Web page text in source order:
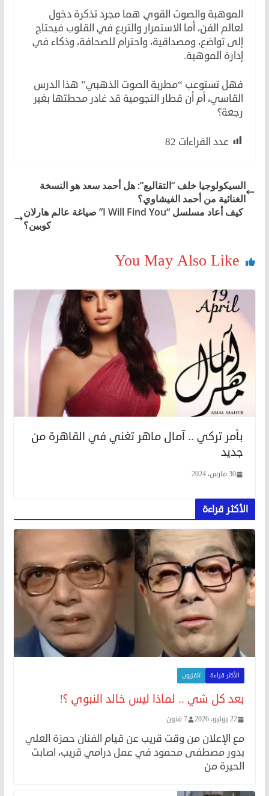
الموهبة والصوت القوي هما مجرد تذكرة دخول
لعالم الفن، أما الاستمرار والتربع في القلوب فيحتاج
إلى تواضع، ومصداقية، واحترام للصحافة، وذكاء في
إدارة الموهبة.
فهل تستوعب “مطربة الصوت الذهبي” هذا الدرس
القاسي، أم أن قطار النجومية قد غادر محطتها بغير
رجعة؟
عدد القراءات 82
السيكولوجيا خلف “التقاليع”: هل أحمد سعد هو النسخة
الغنائية من أحمد الفيشاوي؟
كيف أعاد مسلسل “I Will Find You” صياغة عالم هارلان
كوبين؟
You May Also Like
بأمر تركي .. آمال ماهر تغني في القاهرة من
جديد
30 مارس، 2024
الأكثر قراءة
الأكثر قراءة تلفزيون
بعد كل شي .. لماذا ليس خالد النبوي ؟!
22 يوليو، 2026 7 فنون
مع الإعلان من وقت قريب عن قيام الفنان حمزة العلي
بدور مصطفى محمود في عمل درامي قريب، اصابت
الحيرة من